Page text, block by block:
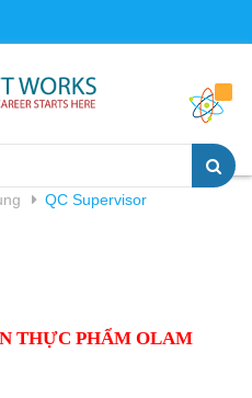
QC Supervisor
THỰC PHẨM OLAM